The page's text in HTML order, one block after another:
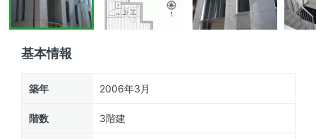
基本情報
築年 2006年3月
階数 3階建